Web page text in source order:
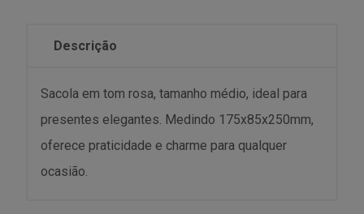
Descrição
Sacola em tom rosa, tamanho médio, ideal para
presentes elegantes. Medindo 175x85x250mm,
oferece praticidade e charme para qualquer
ocasião.